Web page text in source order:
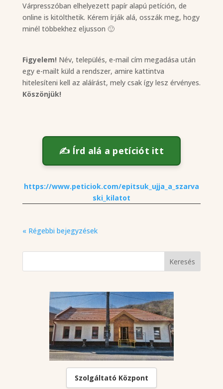
Várpresszóban elhelyezett papír alapú petíción, de
online is kitölthetik. Kérem írják alá, osszák meg, hogy
minél többekhez eljusson 🙂
Figyelem! Név, település, e-mail cím megadása után
egy e-mailt küld a rendszer, amire kattintva
hitelesíteni kell az aláírást, mely csak így lesz érvényes.
Köszönjük!
✍️ Írd alá a petíciót itt
https://www.peticiok.com/epitsuk_ujja_a_szarva
ski_kilatot
« Régebbi bejegyzések
Szolgáltató Központ